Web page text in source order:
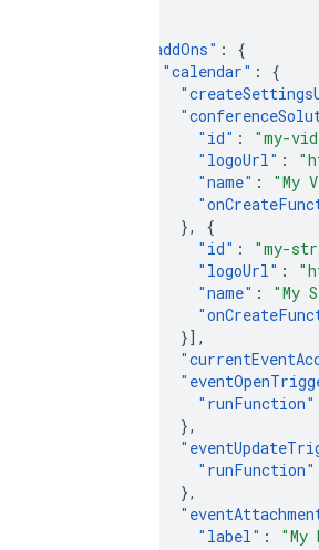
addOns" :
{
"calendar" :
{
"
"
" id" : "my-
" logoUrl" :
"name" : "My
"
},
{
" id" : "my-
" logoUrl" :
"name" : "My
"
}],
"
"
" runFunction"
},
"
" runFunction"
},
"
" label" : "My